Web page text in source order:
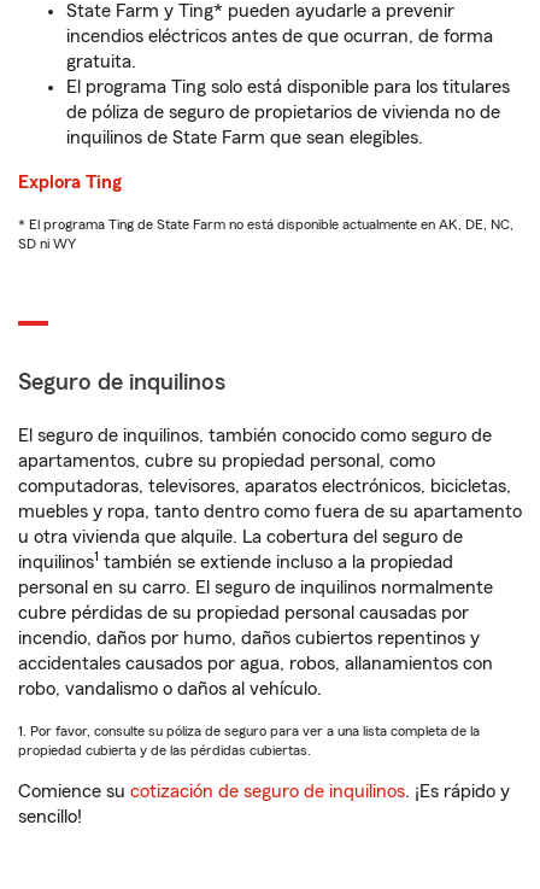
State Farm y Ting* pueden ayudarle a prevenir
incendios eléctricos antes de que ocurran, de forma
gratuita.
El programa Ting solo está disponible para los titulares
de póliza de seguro de propietarios de vivienda no de
inquilinos de State Farm que sean elegibles.
Explora Ting
* El programa Ting de State Farm no está disponible actualmente en AK, DE, NC,
SD ni WY
Seguro de inquilinos
El seguro de inquilinos, también conocido como seguro de
apartamentos, cubre su propiedad personal, como
computadoras, televisores, aparatos electrónicos, bicicletas,
muebles y ropa, tanto dentro como fuera de su apartamento
u otra vivienda que alquile. La cobertura del seguro de
inquilinos1 también se extiende incluso a la propiedad
personal en su carro. El seguro de inquilinos normalmente
cubre pérdidas de su propiedad personal causadas por
incendio, daños por humo, daños cubiertos repentinos y
accidentales causados por agua, robos, allanamientos con
robo, vandalismo o daños al vehículo.
1. Por favor, consulte su póliza de seguro para ver a una lista completa de la
propiedad cubierta y de las pérdidas cubiertas.
Comience su cotización de seguro de inquilinos. ¡Es rápido y
sencillo!